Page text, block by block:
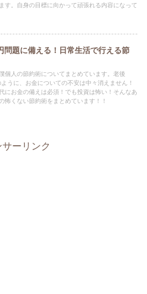
す。自身の目標に向かって頑張れる内容になって
問題に備える！日常生活で行える節
個人の節約術についてまとめています。老後
うに、お金についての不安は中々消えません！
にお金の備えは必須！でも投資は怖い！そんなあ
怖くない節約術をまとめています！！
サーリンク